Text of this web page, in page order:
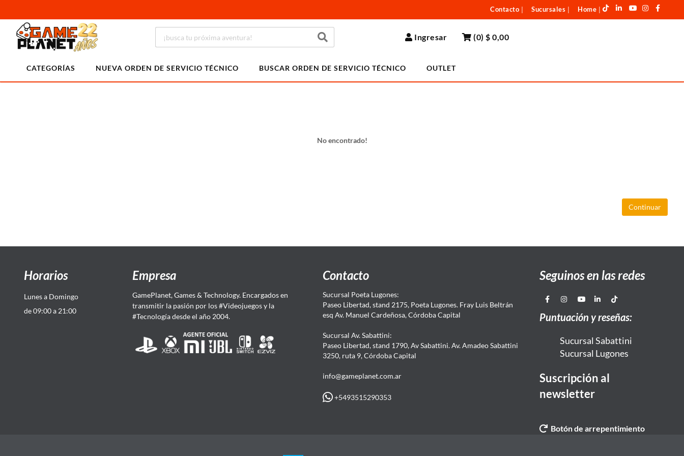
Contacto Sucursales Home
Ingresar (0)$ 0,00
CATEGORÍAS NUEVA ORDEN DE SERVICIO TÉCNICO BUSCAR ORDEN DE SERVICIO TÉCNICO OUTLET
No encontrado!
Continuar
Horarios
Lunes a Domingo
de 09:00 a 21:00
Empresa
GamePlanet, Games & Technology. Encargados en
transmitir la pasión por los #Videojuegos y la
#Tecnología desde el año 2004.
Contacto
Sucursal Poeta Lugones:
Paseo Libertad, stand 2175, Poeta Lugones. Fray Luis Beltrán
esq Av. Manuel Cardeñosa, Córdoba Capital
Sucursal Av. Sabattini:
Paseo Libertad, stand 1790, Av Sabattini. Av. Amadeo Sabattini
3250, ruta 9, Córdoba Capital
info@gameplanet.com.ar
+5493515290353
Seguinos en las redes
Puntuación y reseñas:
Sucursal Sabattini
Sucursal Lugones
Suscripción al
newsletter
Botón de arrepentimiento